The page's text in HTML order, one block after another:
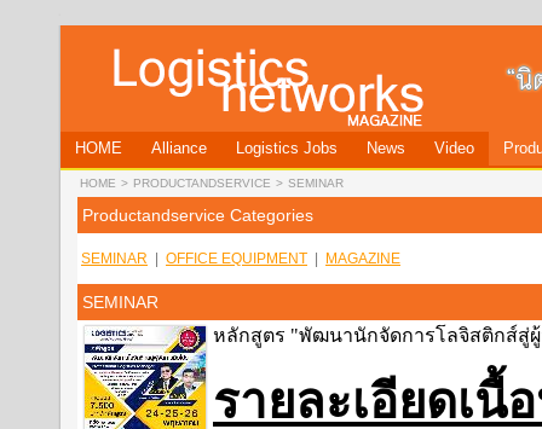
HOME Alliance Logistics Jobs News Video
HOME > PRODUCTANDSERVICE > SEMINAR
Productandservice Categories
SEMINAR OFFICE EQUIPMENT MAGAZINE
SEMINAR
หลักสูตร "พัฒนานักจัดการโลจิสติกส์สู่ผู้
รายละเอียดเนื้